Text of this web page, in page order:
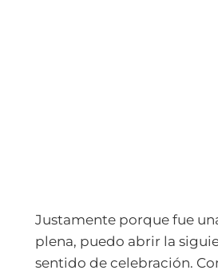
Justamente porque fue
plena, puedo abrir la
sentido de celebración.